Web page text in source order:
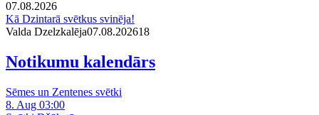
07.08.2026
Kā Dzintarā svētkus svinēja!
Valda Dzelzkalēja07.08.202618
Notikumu kalendārs
Sēmes un Zentenes svētki
8. Aug 03:00